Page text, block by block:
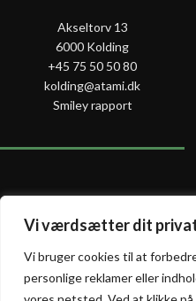
Vi værdsætter dit
Vi bruger cookies til at
personlige reklamer eller
Akseltorv 13
6000 Kolding
+45 75 50 50 80
kolding@atami.dk
Smiley rapport
Atami Sushi
Kongensgade 74